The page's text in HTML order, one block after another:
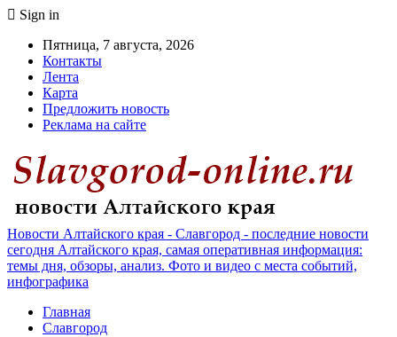
Sign in
Пятница, 7 августа, 2026
Контакты
Лента
Карта
Предложить новость
Реклама на сайте
Новости Алтайского края - Славгород - последние новости
сегодня Алтайского края, самая оперативная информация:
темы дня, обзоры, анализ. Фото и видео с места событий,
инфографика
Главная
Славгород